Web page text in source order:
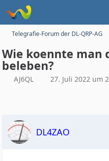
Telegrafie-Forum der DL-QRP-AG
Wie koennte man
beleben?
AJ6QL 27. Juli 2022 um
DL4ZAO